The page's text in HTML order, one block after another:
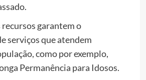
recursos garantem o
serviços que atendem
como por exemplo,
Permanência para Idosos.